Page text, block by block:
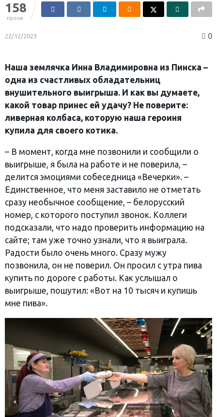
158
просм.
22/12/2023 0
Наша землячка Инна Владимировна из Пинска –
одна из счастливых обладательниц
внушительного выигрыша. И как вы думаете,
какой товар принес ей удачу? Не поверите:
ливерная колбаса, которую наша героиня
купила для своего котика.
– В момент, когда мне позвонили и сообщили о
выигрыше, я была на работе и не поверила, –
делится эмоциями собеседница «Вечерки». –
Единственное, что меня заставило не отметать
сразу необычное сообщение, – белорусский
номер, с которого поступил звонок. Коллеги
подсказали, что надо проверить информацию на
сайте; там уже точно узнали, что я выиграла.
Радости было очень много. Сразу мужу
позвонила, он не поверил. Он просил с утра пива
купить по дороге с работы. Как услышал о
выигрыше, пошутил: «Вот на 10 тысяч и купишь
мне пива».